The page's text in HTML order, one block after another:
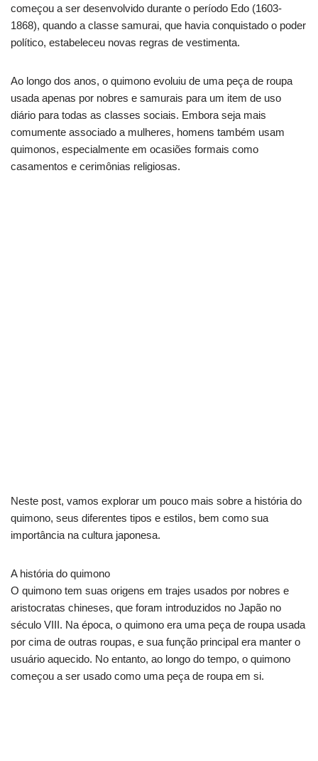
começou a ser desenvolvido durante o período Edo (1603-
1868), quando a classe samurai, que havia conquistado o poder
político, estabeleceu novas regras de vestimenta.
Ao longo dos anos, o quimono evoluiu de uma peça de roupa
usada apenas por nobres e samurais para um item de uso
diário para todas as classes sociais. Embora seja mais
comumente associado a mulheres, homens também usam
quimonos, especialmente em ocasiões formais como
casamentos e cerimônias religiosas.
Neste post, vamos explorar um pouco mais sobre a história do
quimono, seus diferentes tipos e estilos, bem como sua
importância na cultura japonesa.
A história do quimono
O quimono tem suas origens em trajes usados por nobres e
aristocratas chineses, que foram introduzidos no Japão no
século VIII. Na época, o quimono era uma peça de roupa usada
por cima de outras roupas, e sua função principal era manter o
usuário aquecido. No entanto, ao longo do tempo, o quimono
começou a ser usado como uma peça de roupa em si.